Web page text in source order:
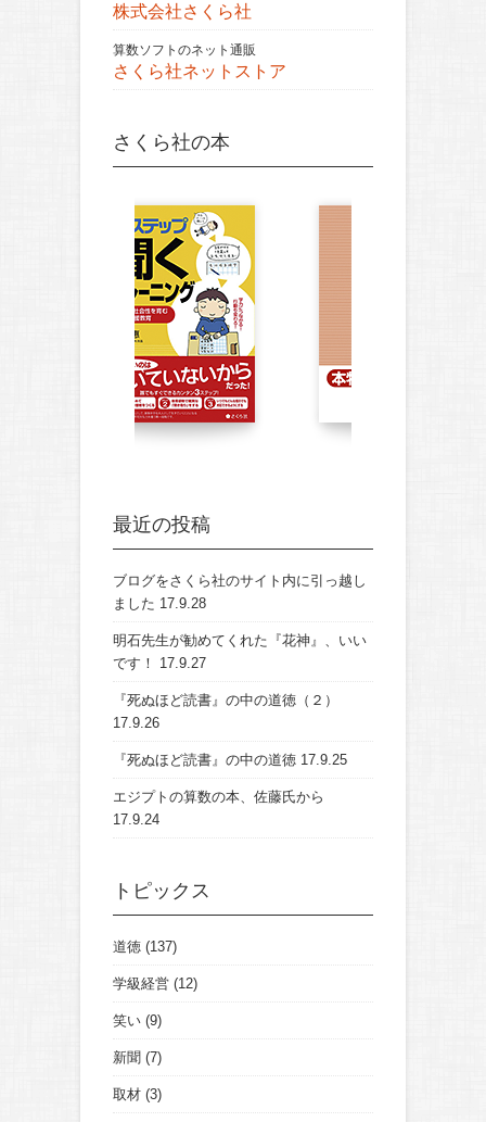
株式会社さくら社
算数ソフトのネット通販
さくら社ネットストア
さくら社の本
最近の投稿
ブログをさくら社のサイト内に引っ越し
ました 17.9.28
明石先生が勧めてくれた『花神』、いい
です！
17.9.27
『死ぬほど読書』の中の道徳（２）
17.9.26
『死ぬほど読書』の中の道徳 17.9.25
エジプトの算数の本、佐藤氏から
17.9.24
トピックス
道徳 (137)
学級経営 (12)
笑い (9)
新聞 (7)
取材 (3)